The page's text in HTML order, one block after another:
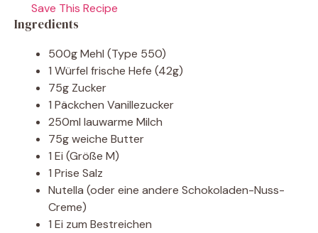
Save This Recipe
Ingredients
500g Mehl (Type 550)
1 Würfel frische Hefe (42g)
75g Zucker
1 Päckchen Vanillezucker
250ml lauwarme Milch
75g weiche Butter
1 Ei (Größe M)
1 Prise Salz
Nutella (oder eine andere Schokoladen-Nuss-
Creme)
1 Ei zum Bestreichen